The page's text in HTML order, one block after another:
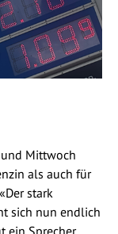
Mittwoch
als auch für
stark
sich nun endlich
ein Sprecher.